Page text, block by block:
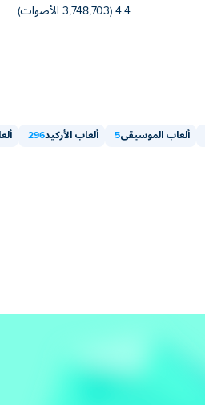
4.4 (3,748,703 الأصوات)
ألعاب الموسيقى5 ألعاب الأركيد296